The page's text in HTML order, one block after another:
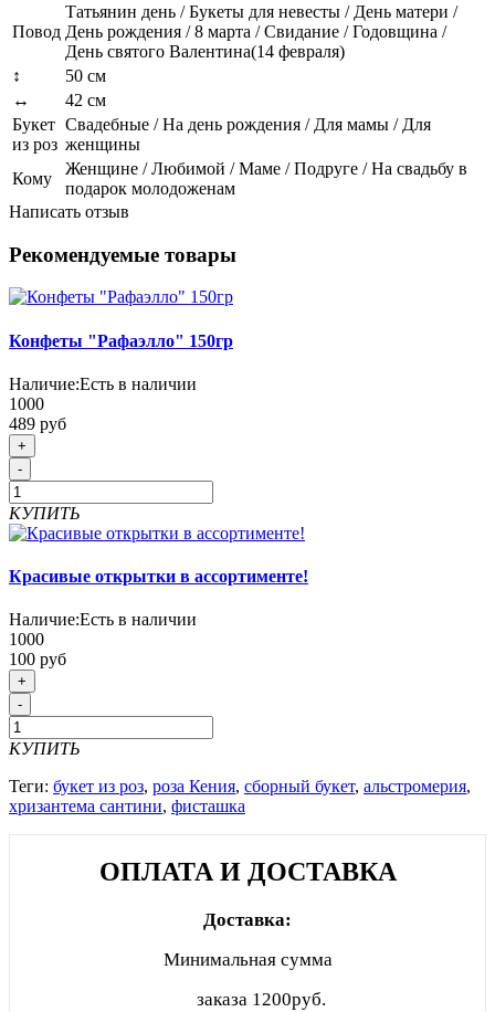
Повод
Татьянин день / Букеты для невесты / День матери /
День рождения / 8 марта / Свидание / Годовщина /
День святого Валентина(14 февраля)
↕
50 см
↔
42 см
Букет
из роз
Свадебные / На день рождения / Для мамы / Для
женщины
Кому
Женщине / Любимой / Маме / Подруге / На свадьбу в
подарок молодоженам
Написать отзыв
Рекомендуемые товары
Конфеты "Рафаэлло" 150гр
Наличие:Есть в наличии
1000
489 руб
+
-
КУПИТЬ
Красивые открытки в ассортименте!
Наличие:Есть в наличии
1000
100 руб
+
-
КУПИТЬ
Теги: букет из роз, роза Кения, сборный букет, альстромерия,
хризантема сантини, фисташка
ОПЛАТА И ДОСТАВКА
Доставка:
Минимальная сумма
заказа 1200руб.